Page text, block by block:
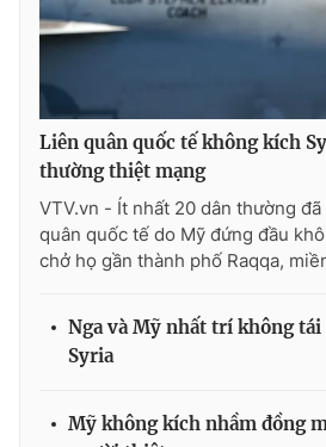
Video
VTV Money
VTV Sức khoẻ Bất
Thị trường 24h Tấm
VTV9
Liên hệ tòa soạn
Liên quân quốc tế không kích
thường thiệt mạng
VTV.vn - Ít nhất 20 dân thường
quân quốc tế do Mỹ đứng đầu
chở họ gần thành phố Raqqa,
Nga và Mỹ nhất trí không
Syria
Mỹ không kích nhầm đồng